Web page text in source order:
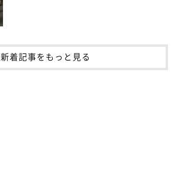
新着記事をもっと見る